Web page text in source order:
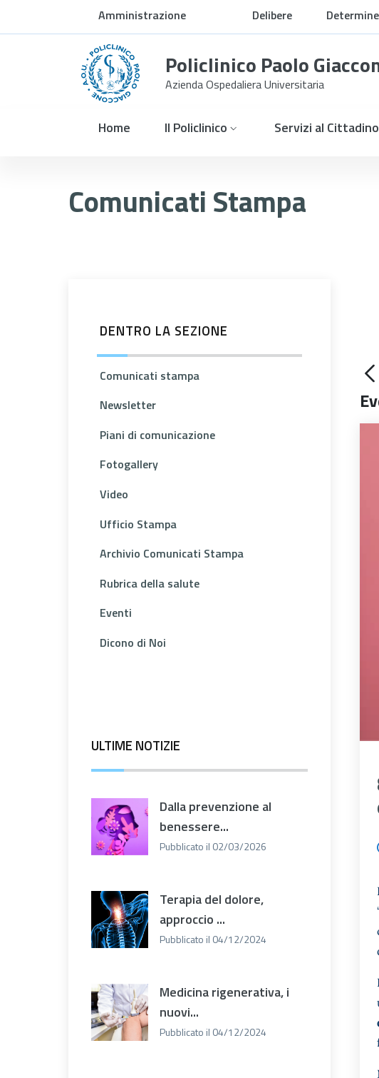
Skip to Main ContentAmministrazione
trasparente
Delibere Determine
Policlinico Paolo
Azienda Ospedaliera Universitaria
Home Il Policlinico Servizi al
Comunicati Stampa
DENTRO LA SEZIONE
Comunicati stampa
Newsletter
Piani di comunicazione
Fotogallery
Video
Ufficio Stampa
Archivio Comunicati Stampa
Rubrica della salute
Eventi
Dicono di Noi
ULTIME NOTIZIE
Dalla prevenzione al
benessere...
Pubblicato il 02/03/2026
Terapia del dolore,
approccio ...
Pubblicato il 04/12/2024
Medicina rigenerativa, i
nuovi...
Pubblicato il 04/12/2024